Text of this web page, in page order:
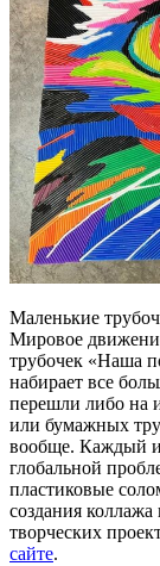
Маленькие
Мировое
трубочек «Наша
набирает все
перешли либо на
или бумажных
вообще. Каждый
глобальной
пластиковые
создания коллажа
творческих
сайте.